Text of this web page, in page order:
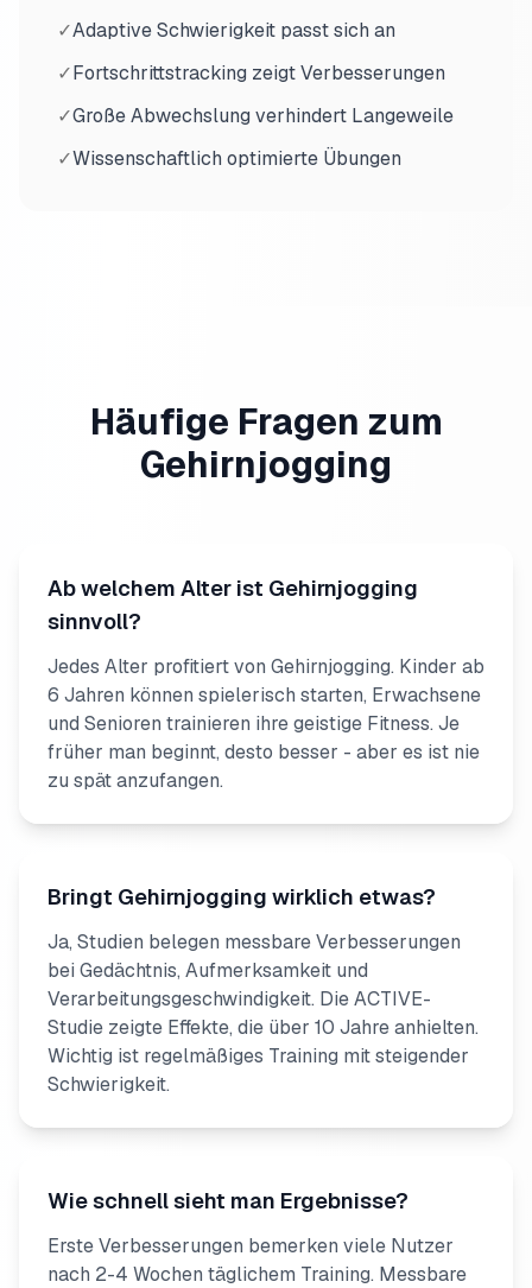
✓Adaptive Schwierigkeit passt sich an
✓Fortschrittstracking zeigt Verbesserungen
✓Große Abwechslung verhindert Langeweile
✓Wissenschaftlich optimierte Übungen
Häufige Fragen zum
Gehirnjogging
Ab welchem Alter ist Gehirnjogging
sinnvoll?
Jedes Alter profitiert von Gehirnjogging. Kinder ab
6 Jahren können spielerisch starten, Erwachsene
und Senioren trainieren ihre geistige Fitness. Je
früher man beginnt, desto besser - aber es ist nie
zu spät anzufangen.
Bringt Gehirnjogging wirklich etwas?
Ja, Studien belegen messbare Verbesserungen
bei Gedächtnis, Aufmerksamkeit und
Verarbeitungsgeschwindigkeit. Die ACTIVE-
Studie zeigte Effekte, die über 10 Jahre anhielten.
Wichtig ist regelmäßiges Training mit steigender
Schwierigkeit.
Wie schnell sieht man Ergebnisse?
Erste Verbesserungen bemerken viele Nutzer
nach 2-4 Wochen täglichem Training. Messbare